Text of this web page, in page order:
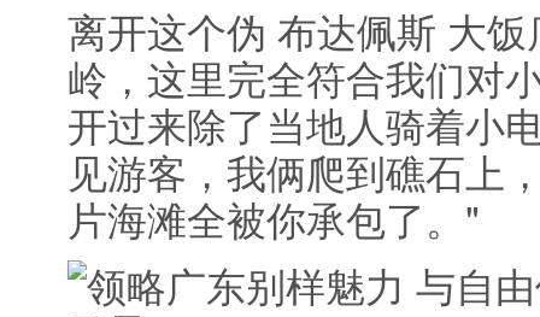
离开这个伪 布达佩斯 大
岭，这里完全符合我们对
开过来除了当地人骑着小
见游客，我俩爬到礁石上
片海滩全被你承包了。"